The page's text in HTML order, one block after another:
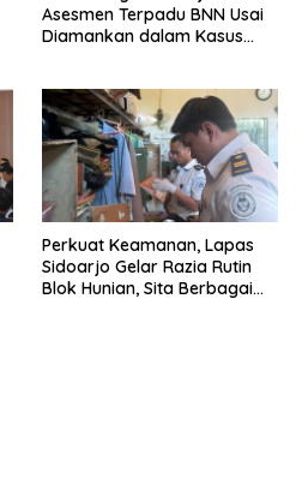
Asesmen Terpadu BNN Usai
Diamankan dalam Kasus
Perkuat Keamanan, Lapas
Sidoarjo Gelar Razia Rutin
Blok Hunian, Sita Berbagai